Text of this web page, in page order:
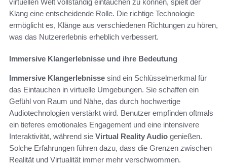
Klang eine entscheidende Rolle. Die richtige Technologie
ermöglicht es, Klänge aus verschiedenen Richtungen zu hören,
was das Nutzererlebnis erheblich verbessert.
Immersive Klangerlebnisse und ihre Bedeutung
Immersive Klangerlebnisse sind ein Schlüsselmerkmal für
das Eintauchen in virtuelle Umgebungen. Sie schaffen ein
Gefühl von Raum und Nähe, das durch hochwertige
Audiotechnologien verstärkt wird. Benutzer empfinden oftmals
ein tieferes emotionales Engagement und eine intensivere
Interaktivität, während sie Virtual Reality Audio genießen.
Solche Erfahrungen führen dazu, dass die Grenzen zwischen
Realität und Virtualität immer mehr verschwommen.